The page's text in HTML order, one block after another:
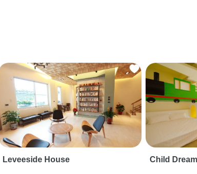
Leveeside House Child